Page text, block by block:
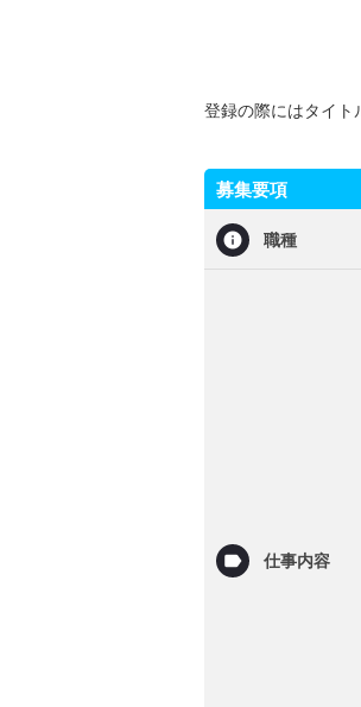
登録の際にはタイト
募集要項
職種
仕事内容